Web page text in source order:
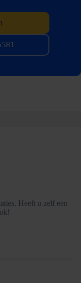
Heeft u zelf een